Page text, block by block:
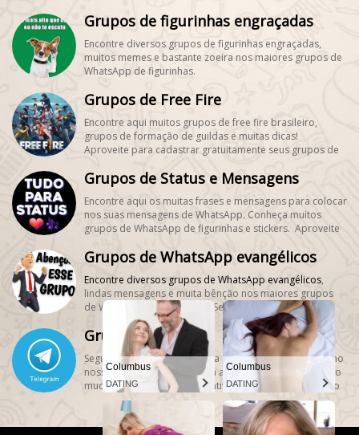
Grupos de figurinhas engraçadas
Encontre diversos grupos de figurinhas engraçadas,
muitos memes e bastante zoeira nos maiores grupos de
WhatsApp de figurinhas.
Grupos de Free Fire
Encontre aqui muitos grupos de free fire brasileiro,
grupos de formação de guildas e muitas dicas!
Aproveite para cadastrar gratuitamente seus grupos de
Grupos de Status e Mensagens
Encontre aqui os muitas frases e mensagens para colocar
nos suas mensagens de WhatsApp. Conheça muitos
grupos de WhatsApp de figurinhas e stickers. Aproveite
é grátis! #SegueMeuPerfil!
Grupos de WhatsApp evangélicos
Encontre diversos grupos de WhatsApp evangélicos,
lindas mensagens e muita bênção nos maiores grupos
de WhatsApp evangélicos. #SegueMeuPerfil!
Grupos Telegram
Segue o perfil do telegram da pessoa que quiser aqui no
nosso grupos telegram. Faça amizades e aprenda como
mudar o status do seu aplicativo telegram. Se ainda não
tem o aplicativo telegram baixe-o ele aí no seu celular
Androide ou iOS e se divirta com figurinhas e memes
engraçados que o telegram proporciona aos seus
Columbus
DATING
Columbus
DATING